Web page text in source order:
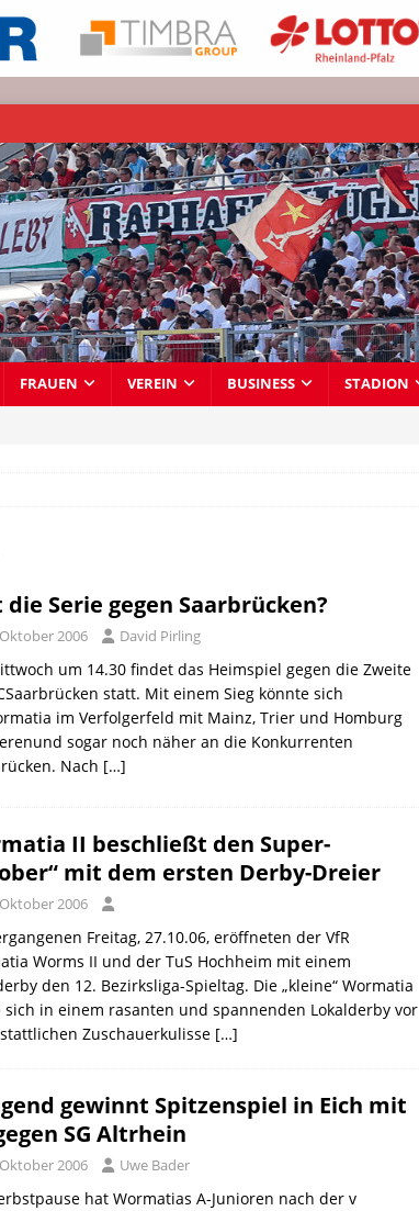
FRAUEN VEREIN BUSINESS STADION
die Serie gegen Saarbrücken?
2006 David Pirling
um 14.30 findet das Heimspiel gegen die Zweite
statt. Mit einem Sieg könnte sich
im Verfolgerfeld mit Mainz, Trier und Homburg
sogar noch näher an die Konkurrenten
Nach […]
II beschließt den Super-
mit dem ersten Derby-Dreier
2006
Freitag, 27.10.06, eröffneten der VfR
Worms II und der TuS Hochheim mit einem
den 12. Bezirksliga-Spieltag. Die „kleine“ Wormatia
sich in einem rasanten und spannenden Lokalderby vor
Zuschauerkulisse […]
gewinnt Spitzenspiel in Eich mit
SG Altrhein
2006 Uwe Bader
hat Wormatias A-Junioren nach der v